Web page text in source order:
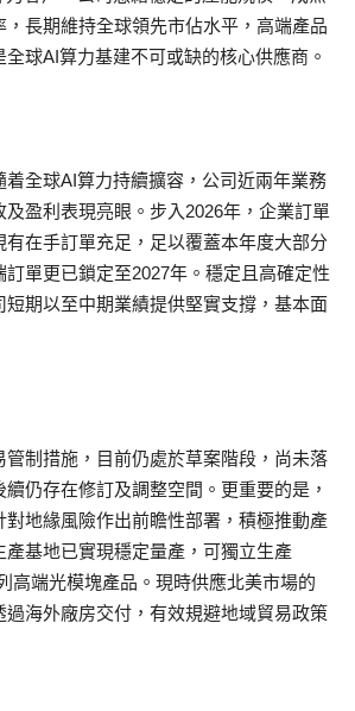
長期維持全球領先市佔水平，高端產品
球AI算力基建不可或缺的核心供應商。
着全球AI算力持續擴容，公司近兩年業務
盈利表現亮眼。步入2026年，企業訂單
有在手訂單充足，足以覆蓋本年度大部分
訂單更已鎖定至2027年。穩定且高確定性
短期以至中期業績提供堅實支撐，基本面
管制措施，目前仍處於草案階段，尚未落
仍存在修訂及調整空間。更重要的是，
對地緣風險作出前瞻性部署，積極推動產
產基地已實現穩定量產，可獨立生產
高端光模塊產品。現時供應北美市場的
過海外廠房交付，有效規避地域貿易政策